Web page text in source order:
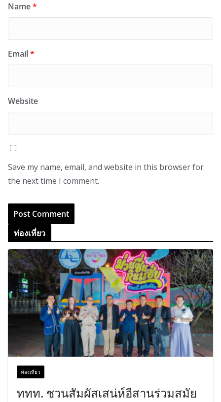
Name*
Email*
Website
Save my name, email, and website in this browser for
the next time I comment.
ท่องเที่ยว
ท่องเที่ยว
ททท. ชวนสัมผัสเสน่ห์อีสานร่วมสมัย